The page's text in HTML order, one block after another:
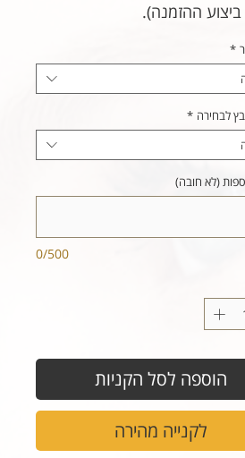
ביצוע ההזמנה).
*
לבחירה *
(לא חובה)
0/500
הוספה לסל הקניות
לקנייה מהירה